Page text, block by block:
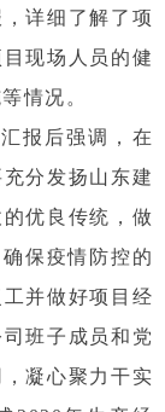
详细了解了项
现场人员的健
情况。
报后强调，在
分发扬山东建
优良传统，做
保疫情防控的
并做好项目经
班子成员和党
凝心聚力干实